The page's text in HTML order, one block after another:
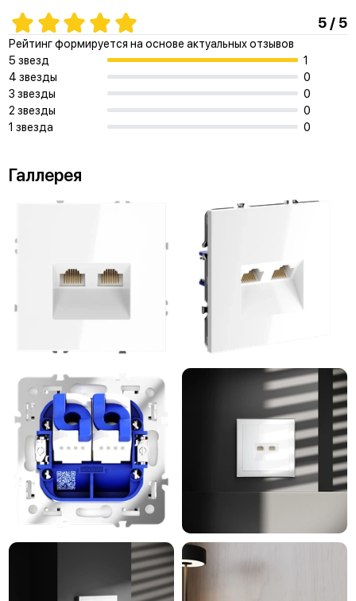
5 / 5
Рейтинг формируется на основе актуальных отзывов
5 звезд
1
4 звезды
0
3 звезды
0
2 звезды
0
1 звезда
0
Галлерея